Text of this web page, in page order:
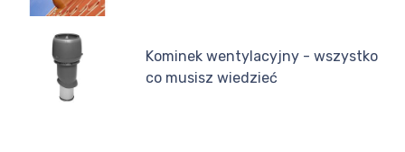
Kominek wentylacyjny - wszystko
co musisz wiedzieć